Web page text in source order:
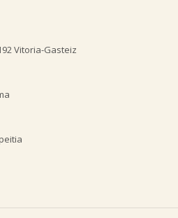
Vitoria-Gasteiz